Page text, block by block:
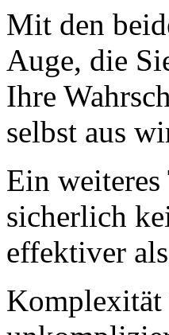
Mit den
Auge, die
Ihre
selbst aus
Ein weiteres
sicherlich
effektiver
Komplexität